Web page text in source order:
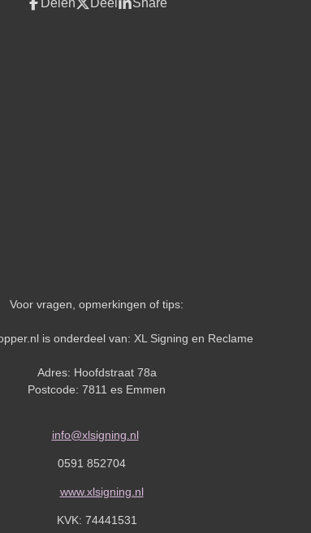
Delen Deel Share
Voor vragen, opmerkingen of tips:
is onderdeel van: XL Signing en Reclame
Adres: Hoofdstraat 78a
Postcode: 7811 es Emmen
info@xlsigning.nl
0591 852704
www.xlsigning.nl
KVK: 74441531